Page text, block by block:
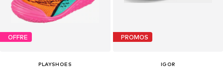
OFFRE
PLAYSHOES
PROMOS
IGOR